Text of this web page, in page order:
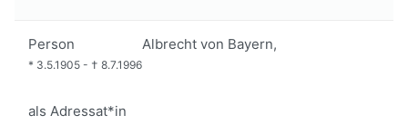
Person Albrecht von Bayern,
* 3.5.1905 - † 8.7.1996
als Adressat*in